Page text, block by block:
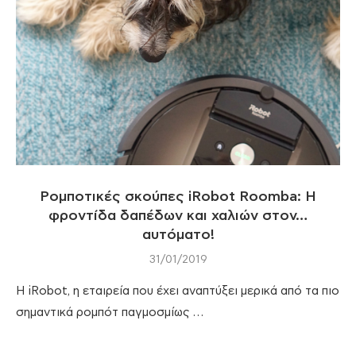
Ρομποτικές σκούπες iRobot Roomba: H
φροντίδα δαπέδων και χαλιών στον…
αυτόματο!
31/01/2019
Η iRobot, η εταιρεία που έχει αναπτύξει μερικά από τα πιο
σημαντικά ρομπότ παγμοσμίως …